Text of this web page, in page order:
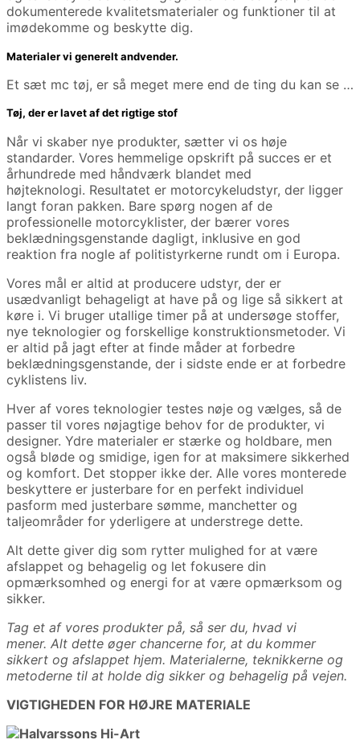
dokumenterede kvalitetsmaterialer og funktioner til at
imødekomme og beskytte dig.
Materialer vi generelt andvender.
Et sæt mc tøj, er så meget mere end de ting du kan se …
Tøj, der er lavet af det rigtige stof
Når vi skaber nye produkter, sætter vi os høje
standarder. Vores hemmelige opskrift på succes er et
århundrede med håndværk blandet med
højteknologi. Resultatet er motorcykeludstyr, der ligger
langt foran pakken. Bare spørg nogen af ​​de
professionelle motorcyklister, der bærer vores
beklædningsgenstande dagligt, inklusive en god
reaktion fra nogle af politistyrkerne rundt om i Europa.
Vores mål er altid at producere udstyr, der er
usædvanligt behageligt at have på og lige så sikkert at
køre i. Vi bruger utallige timer på at undersøge stoffer,
nye teknologier og forskellige konstruktionsmetoder. Vi
er altid på jagt efter at finde måder at forbedre
beklædningsgenstande, der i sidste ende er at forbedre
cyklistens liv.
Hver af vores teknologier testes nøje og vælges, så de
passer til vores nøjagtige behov for de produkter, vi
designer. Ydre materialer er stærke og holdbare, men
også bløde og smidige, igen for at maksimere sikkerhed
og komfort. Det stopper ikke der. Alle vores monterede
beskyttere er justerbare for en perfekt individuel
pasform med justerbare sømme, manchetter og
taljeområder for yderligere at understrege dette.
Alt dette giver dig som rytter mulighed for at være
afslappet og behagelig og let fokusere din
opmærksomhed og energi for at være opmærksom og
sikker.
Tag et af vores produkter på, så ser du, hvad vi
mener. Alt dette øger chancerne for, at du kommer
sikkert og afslappet hjem. Materialerne, teknikkerne og
metoderne til at holde dig sikker og behagelig på vejen.
VIGTIGHEDEN FOR HØJRE MATERIALE